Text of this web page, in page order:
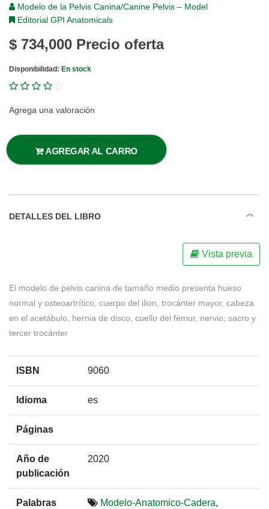
Modelo de la Pelvis Canina/Canine Pelvis – Model
Editorial GPI Anatomicals
$ 734,000 Precio oferta
Disponibilidad: En stock
Agrega una valoración
AGREGAR AL CARRO
DETALLES DEL LIBRO
Vista previa
El modelo de pelvis canina de tamaño medio presenta hueso
normal y osteoartrítico, cuerpo del ilion, trocánter mayor, cabeza
en el acetábulo, hernia de disco, cuello del fémur, nervio, sacro y
tercer trocánter
ISBN 9060
Idioma es
Páginas
Año de
publicación
2020
Palabras Modelo-Anatomico-Cadera,